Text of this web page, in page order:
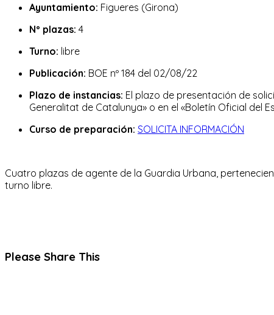
entrada:
la
Ayuntamiento: Figueres (Girona)
Nº plazas: 4
Turno: libre
Publicación: BOE nº 184 del 02/08/22
Plazo de instancias: El plazo de presentación de
Generalitat de Catalunya» o en el «Boletín Oficial del
Curso de preparación: SOLICITA INFORMACIÓN
Cuatro plazas de agente de la Guardia Urbana,
turno libre.
Please Share ThisCompartir